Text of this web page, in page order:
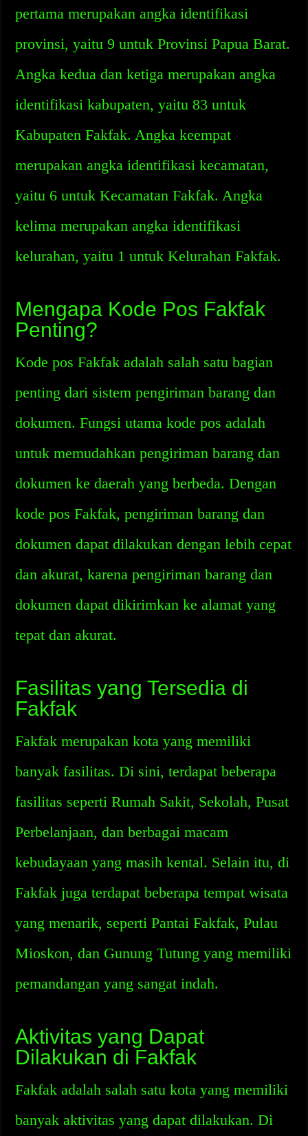
pertama merupakan angka identifikasi
provinsi, yaitu 9 untuk Provinsi Papua Barat.
Angka kedua dan ketiga merupakan angka
identifikasi kabupaten, yaitu 83 untuk
Kabupaten Fakfak. Angka keempat
merupakan angka identifikasi kecamatan,
yaitu 6 untuk Kecamatan Fakfak. Angka
kelima merupakan angka identifikasi
kelurahan, yaitu 1 untuk Kelurahan Fakfak.
Mengapa Kode Pos Fakfak
Penting?
Kode pos Fakfak adalah salah satu bagian
penting dari sistem pengiriman barang dan
dokumen. Fungsi utama kode pos adalah
untuk memudahkan pengiriman barang dan
dokumen ke daerah yang berbeda. Dengan
kode pos Fakfak, pengiriman barang dan
dokumen dapat dilakukan dengan lebih cepat
dan akurat, karena pengiriman barang dan
dokumen dapat dikirimkan ke alamat yang
tepat dan akurat.
Fasilitas yang Tersedia di
Fakfak
Fakfak merupakan kota yang memiliki
banyak fasilitas. Di sini, terdapat beberapa
fasilitas seperti Rumah Sakit, Sekolah, Pusat
Perbelanjaan, dan berbagai macam
kebudayaan yang masih kental. Selain itu, di
Fakfak juga terdapat beberapa tempat wisata
yang menarik, seperti Pantai Fakfak, Pulau
Mioskon, dan Gunung Tutung yang memiliki
pemandangan yang sangat indah.
Aktivitas yang Dapat
Dilakukan di Fakfak
Fakfak adalah salah satu kota yang memiliki
banyak aktivitas yang dapat dilakukan. Di